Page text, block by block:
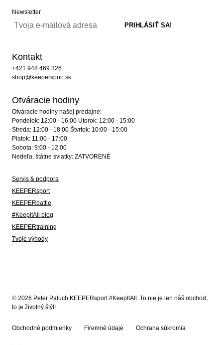
Newsletter
Kontakt
+421 948 469 326
shop@keepersport.sk
Otváracie hodiny
Otváracie hodiny našej predajne:
Pondelok: 12:00 - 16:00 Utorok: 12:00 - 15:00
Streda: 12:00 - 18:00 Štvrtok: 10:00 - 15:00
Piatok: 11:00 - 17:00
Sobota: 9:00 - 12:00
Nedeľa, štátne sviatky: ZATVORENÉ
Servis & podpora
KEEPERsport
KEEPERbattle
#KeepItAll blog
KEEPERtraining
Tvoje výhody
© 2026 Peter Paluch KEEPERsport #KeepItAll. To nie je len náš obchod,
to je životný štýl!
Obchodné podmienky Firemné údaje Ochrana súkromia